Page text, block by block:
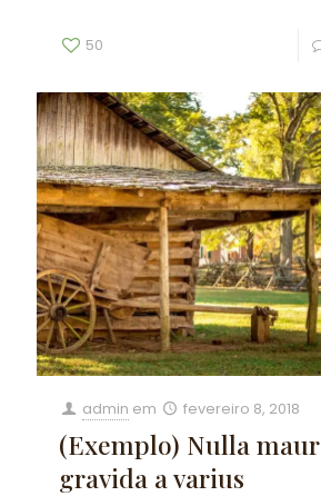
50
admin em fevereiro 8, 2018
(Exemplo) Nulla
gravida a varius